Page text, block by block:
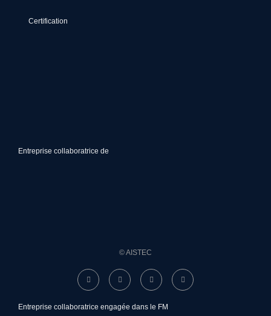
© AISTEC
Entreprise collaboratrice engagée dans le FM
Entreprise collaboratrice de
Certification